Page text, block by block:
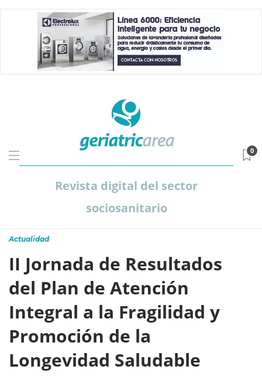
Revista digital del sector
sociosanitario
0
Actualidad
II Jornada de Resultados
del Plan de Atención
Integral a la Fragilidad y
Promoción de la
Longevidad Saludable